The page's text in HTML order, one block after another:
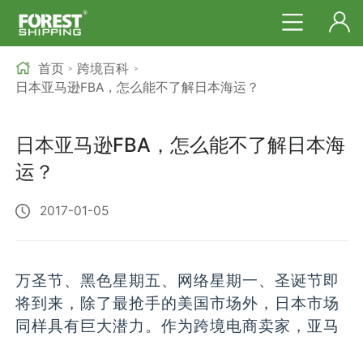
首页 > 跨境百科 >
日本亚马逊FBA，怎么能不了解日本海运？
日本亚马逊FBA，怎么能不了解日本海
运？
2017-01-05
万圣节、黑色星期五、网络星期一、圣诞节即
将到来，除了最抢手的美国市场外，日本市场
同样具有巨大潜力。作为跨境电商卖家，亚马